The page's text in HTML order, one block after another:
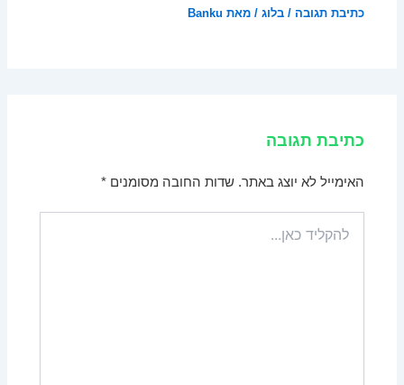
כתיבת תגובה /בלוג / מאת Banku
כתיבת תגובה
האימייל לא יוצג באתר. שדות החובה מסומנים*
כאן...